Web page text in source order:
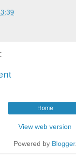
Home
View web version
Powered by Blogger.